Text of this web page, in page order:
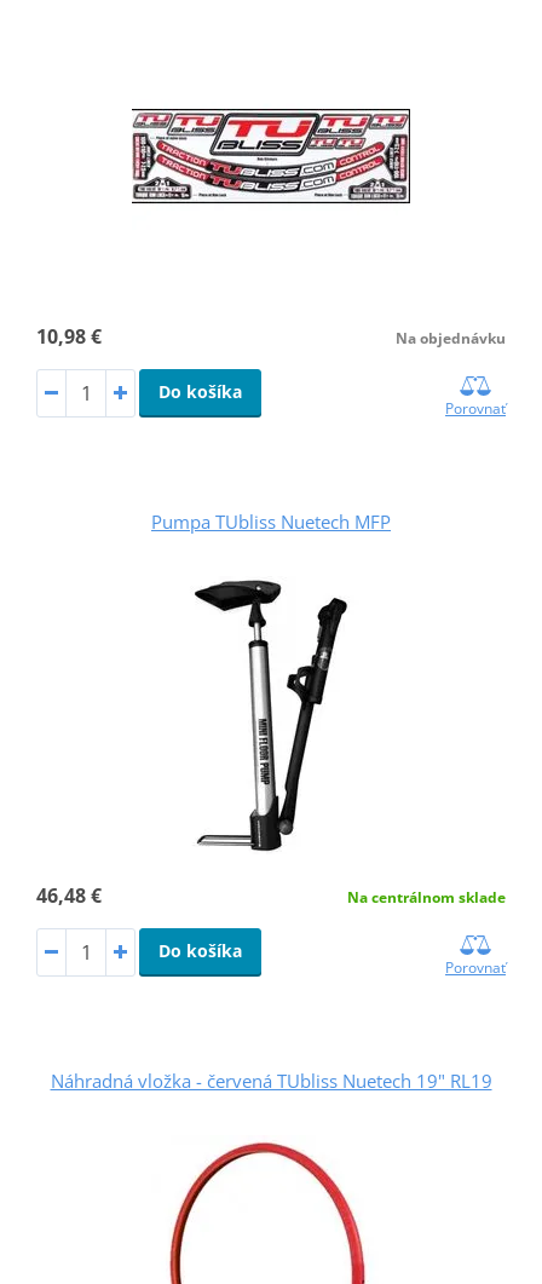
10,98 € Na objednávku
Do košíka
Porovnať
Pumpa TUbliss Nuetech MFP
46,48 € Na centrálnom sklade
Do košíka
Porovnať
Náhradná vložka - červená TUbliss Nuetech 19" RL19